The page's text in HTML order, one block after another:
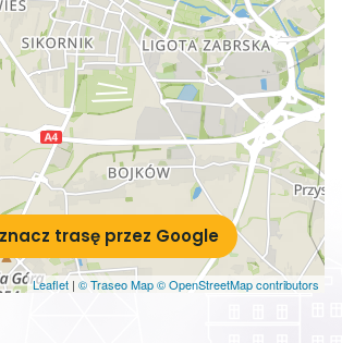
Leaflet | © Traseo Map© OpenStreetMap contributors
trasę przez Google